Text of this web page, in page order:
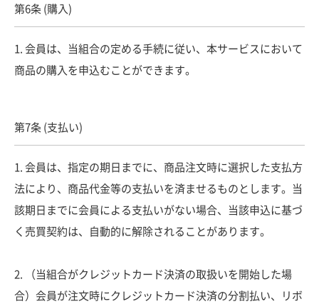
第6条 (購入)
1. 会員は、当組合の定める手続に従い、本サービスにおいて
商品の購入を申込むことができます。
第7条 (支払い)
1. 会員は、指定の期日までに、商品注文時に選択した支払方
法により、商品代金等の支払いを済ませるものとします。当
該期日までに会員による支払いがない場合、当該申込に基づ
く売買契約は、自動的に解除されることがあります。
2. （当組合がクレジットカード決済の取扱いを開始した場
合）会員が注文時にクレジットカード決済の分割払い、リボ